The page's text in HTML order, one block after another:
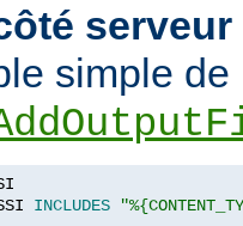
serveur
simple
INCLUDES